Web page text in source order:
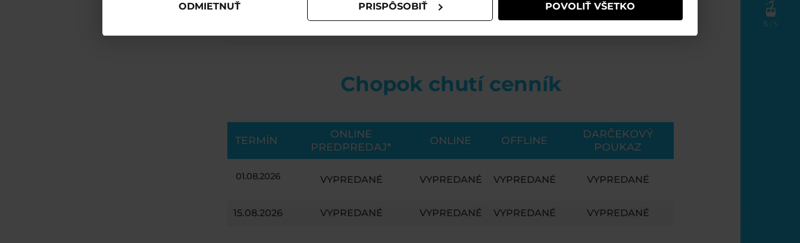
ODMIETNUŤ PRISPÔSOBIŤ POVOLIŤ VŠETKO
5 / 5
Chopok chutí cenník
TERMÍN
ONLINE
PREDPREDAJ*
ONLINE OFFLINE
DARČEKOVÝ
POUKAZ
01.08.2026 VYPREDANÉ VYPREDANÉ VYPREDANÉ VYPREDANÉ
15.08.2026 VYPREDANÉ VYPREDANÉ VYPREDANÉ VYPREDANÉ